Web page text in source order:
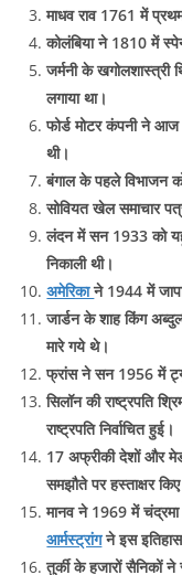
माधव राव 1761 में
कोलंबिया ने 1810 में
जर्मनी के
लगाया था।
फोर्ड मोटर कंपनी ने आज
थी।
बंगाल के पहले विभाजन
सोवियत खेल समाचार
लंदन में सन 1933 को
निकाली थी।
अमेरिकाने 1944 में
जार्डन के शाह किंग
मारे गये थे।
फ्रांस ने सन 1956 में
सिलॉन की राष्ट्रपति
राष्ट्रपति निर्वाचित हुई।
17 अफ्रीकी देशों और
समझौते पर हस्ताक्षर
मानव ने 1969 में
आर्मस्ट्रांगने इस
तुर्की के हजारों सैनिकों